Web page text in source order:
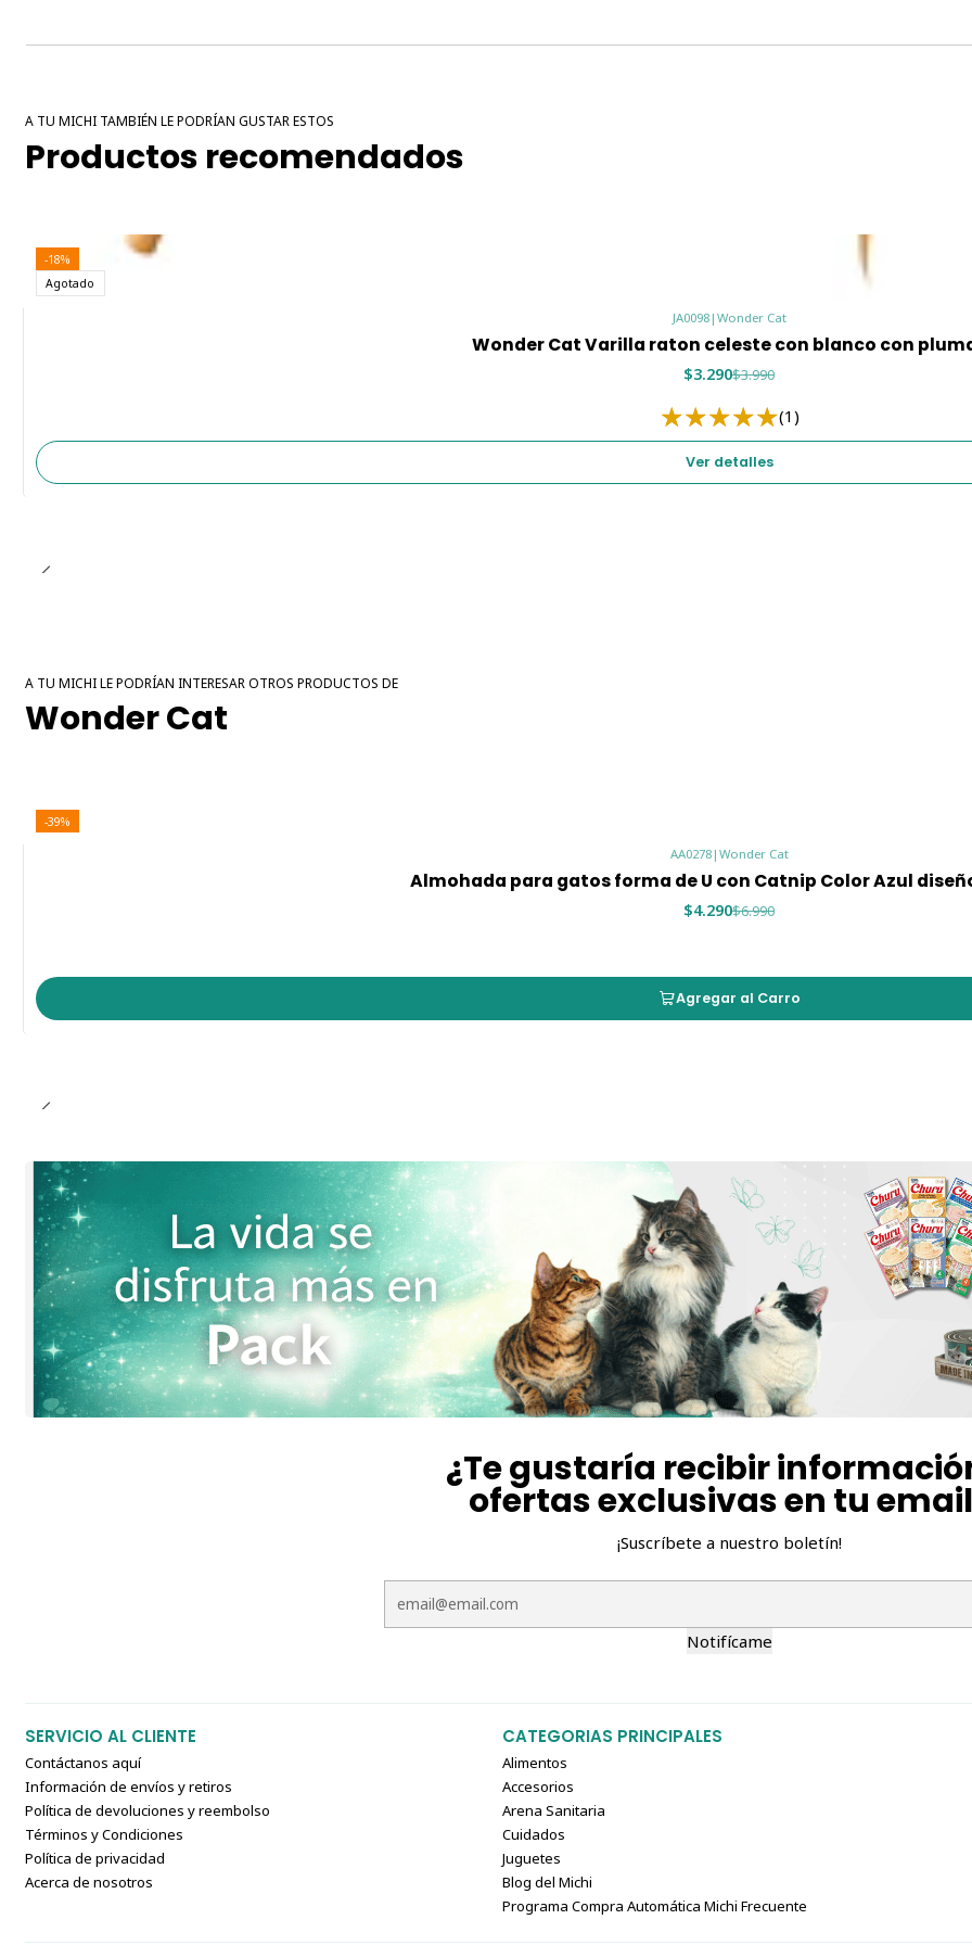
A TU MICHI TAMBIÉN LE PODRÍAN GUSTAR ESTOS
Productos recomendados
-18%
Agotado
JA0098| Wonder Cat
Wonder Cat Varilla raton celeste con blanco con
$3.290$3.990
(1)
Ver detalles
A TU MICHI LE PODRÍAN INTERESAR OTROS PRODUCTOS DE
Wonder Cat
-39%
AA0278| Wonder Cat
Almohada para gatos forma de U con Catnip Color Azul
$4.290$6.990
Agregar al Carro
¿Te gustaría recibir
ofertas exclusivas en tu
¡Suscríbete a nuestro boletín!
Notifícame
SERVICIO AL CLIENTE
Contáctanos aquí
Información de envíos y retiros
Política de devoluciones y reembolso
Términos y Condiciones
Política de privacidad
Acerca de nosotros
CATEGORIAS PRINCIPALES
Alimentos
Accesorios
Arena Sanitaria
Cuidados
Juguetes
Blog del Michi
Programa Compra Automática Michi Frecuente